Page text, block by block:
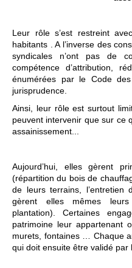
Leur rôle s’est restreint
habitants . A l’inverse des
syndicales n’ont pas de
compétence d’attribution,
énumérées par le Code
jurisprudence.
Ainsi, leur rôle est surtout
peuvent intervenir que sur ce
assainissement...
Aujourd’hui, elles gèrent
(répartition du bois de
de leurs terrains, l’entretien
gèrent elles mêmes
plantation). Certaines
patrimoine leur appartenant
murets, fontaines … Chaque
qui doit ensuite être validé par